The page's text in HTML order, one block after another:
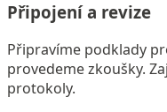
Připojení a revize
Připravíme podklady
provedeme zkoušky.
protokoly.